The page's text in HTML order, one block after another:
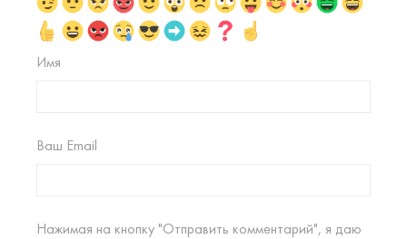
Имя
Ваш Email
Нажимая на кнопку "Отправить комментарий", я даю